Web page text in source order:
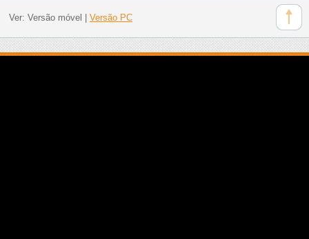
Ver: Versão móvel Versão PC